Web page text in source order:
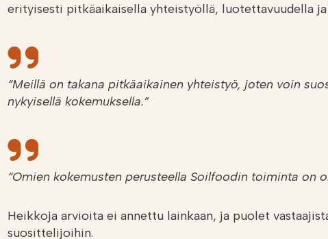
erityisesti pitkäaikaisella yhteistyöllä, luotettavuudella
“Meillä on takana pitkäaikainen yhteistyö, joten voin
nykyisellä kokemuksella.”
“Omien kokemusten perusteella Soilfoodin toiminta on
Heikkoja arvioita ei annettu lainkaan, ja puolet
suosittelijoihin.